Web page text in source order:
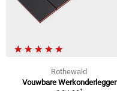
Rothewald
Vouwbare Werkonderlegger